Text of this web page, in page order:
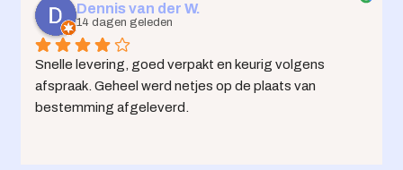
Dennis van der W.
14 dagen geleden
Snelle levering, goed verpakt en keurig volgens
afspraak. Geheel werd netjes op de plaats van
bestemming afgeleverd.